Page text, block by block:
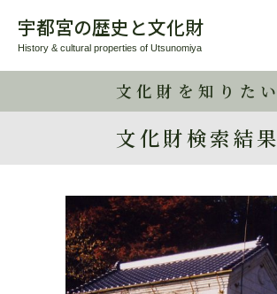
宇都宮の歴史と文化財
History & cultural properties of Utsunomiya
文化財を知りたい
文化財検索結果